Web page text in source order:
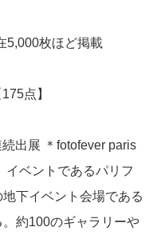
5,000枚ほど掲載
点】
出展 ＊fotofever paris
イベントであるパリフ
下イベント会場である
約100のギャラリーや